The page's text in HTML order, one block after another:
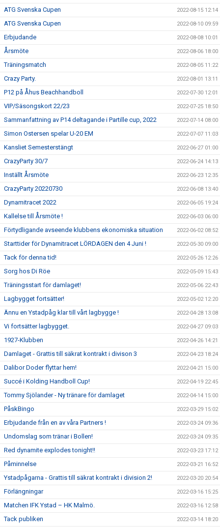
ATG Svenska Cupen 2022-08-15 12:14
ATG Svenska Cupen 2022-08-10 09:59
Erbjudande 2022-08-08 10:01
Årsmöte 2022-08-06 18:00
Träningsmatch 2022-08-05 11:22
Crazy Party. 2022-08-01 13:11
P12 på Åhus Beachhandboll 2022-07-30 12:01
VIP/Säsongskort 22/23 2022-07-25 18:50
Sammanfattning av P14 deltagande i Partille cup, 2022 2022-07-14 08:00
Simon Ostersen spelar U-20 EM 2022-07-07 11:03
Kansliet Semesterstängt 2022-06-27 01:00
CrazyParty 30/7 2022-06-24 14:13
Inställt Årsmöte 2022-06-23 12:35
CrazyParty 20220730 2022-06-08 13:40
Dynamitracet 2022 2022-06-05 19:24
Kallelse till Årsmöte ! 2022-06-03 06:00
Förtydligande avseende klubbens ekonomiska situation 2022-06-02 08:52
Starttider för Dynamitracet LÖRDAGEN den 4 Juni ! 2022-05-30 09:00
Tack för denna tid! 2022-05-26 12:26
Sorg hos Di Röe 2022-05-09 15:43
Träningsstart för damlaget! 2022-05-06 22:43
Lagbygget fortsätter! 2022-05-02 12:20
Ännu en Ystadpåg klar till vårt lagbygge ! 2022-04-28 13:08
Vi fortsätter lagbygget. 2022-04-27 09:03
1927-Klubben 2022-04-26 14:21
Damlaget - Grattis till säkrat kontrakt i divison 3 2022-04-23 18:24
Dalibor Doder flyttar hem! 2022-04-21 15:00
Succé i Kolding Handboll Cup! 2022-04-19 22:45
Tommy Sjölander - Ny tränare för damlaget 2022-04-14 15:00
PåskBingo 2022-03-29 15:02
Erbjudande från en av våra Partners ! 2022-03-24 09:36
Undomslag som tränar i Bollen! 2022-03-24 09:35
Red dynamite explodes tonight!! 2022-03-23 17:12
Påminnelse 2022-03-21 16:52
Ystadpågarna - Grattis till säkrat kontrakt i division 2! 2022-03-20 20:54
Förlängningar 2022-03-16 15:25
Matchen IFK Ystad – HK Malmö. 2022-03-16 12:58
Tack publiken 2022-03-14 18:20